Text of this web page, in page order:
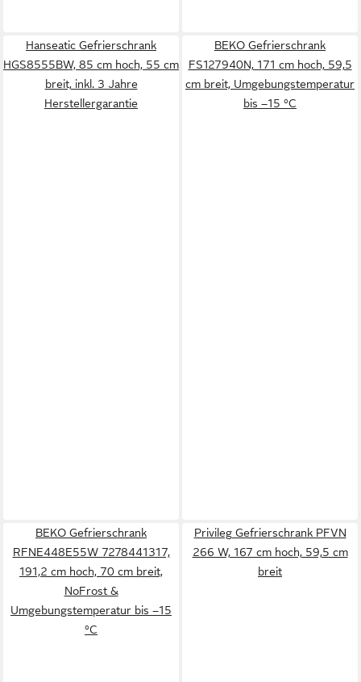
Hanseatic Gefrierschrank
HGS8555BW, 85 cm hoch, 55 cm
breit, inkl. 3 Jahre
Herstellergarantie
BEKO Gefrierschrank
FS127940N, 171 cm hoch, 59,5
cm breit, Umgebungstemperatur
bis –15 °C
BEKO Gefrierschrank
RFNE448E55W 7278441317,
191,2 cm hoch, 70 cm breit,
NoFrost &
Umgebungstemperatur bis –15
°C
Privileg Gefrierschrank PFVN
266 W, 167 cm hoch, 59,5 cm
breit